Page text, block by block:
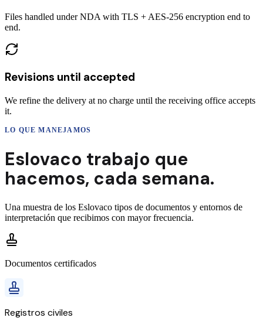
Files handled under NDA with TLS + AES-256 encryption end to
end.
Revisions until accepted
We refine the delivery at no charge until the receiving office accepts
it.
LO QUE MANEJAMOS
Eslovaco trabajo que
hacemos, cada semana.
Una muestra de los Eslovaco tipos de documentos y entornos de
interpretación que recibimos con mayor frecuencia.
Documentos certificados
Registros civiles